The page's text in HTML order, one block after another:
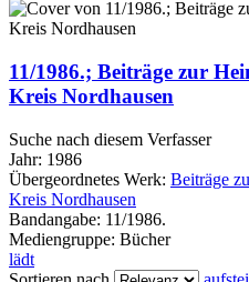
11/1986.; Beiträge zur
Kreis Nordhausen
Suche nach diesem Verfasser
Jahr: 1986
Übergeordnetes Werk: Beiträge
Kreis Nordhausen
Bandangabe: 11/1986.
Mediengruppe: Bücher
lädt